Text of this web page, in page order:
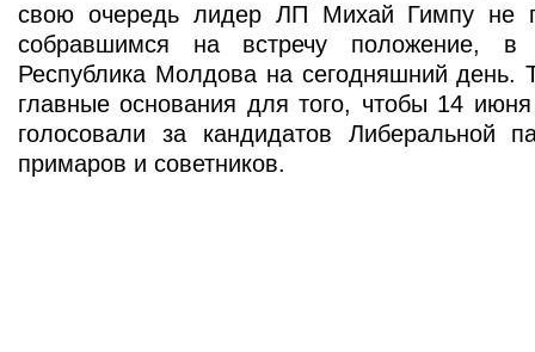
свою очередь лидер ЛП Михай Гимпу не
собравшимся на встречу положение, в
Республика Молдова на сегодняшний день.
главные основания для того, чтобы 14
голосовали за кандидатов Либеральной
примаров и советников.